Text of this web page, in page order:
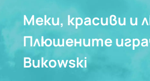
Меки, красиви и
Плюшените
Bukowski